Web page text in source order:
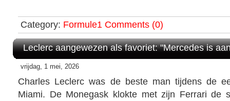
Category: Formule1 Comments (0)
Leclerc aangewezen als favoriet: "Mercedes is
vrijdag, 1 mei, 2026
Charles Leclerc was de beste man tijdens de
Miami. De Monegask klokte met zijn Ferrari de